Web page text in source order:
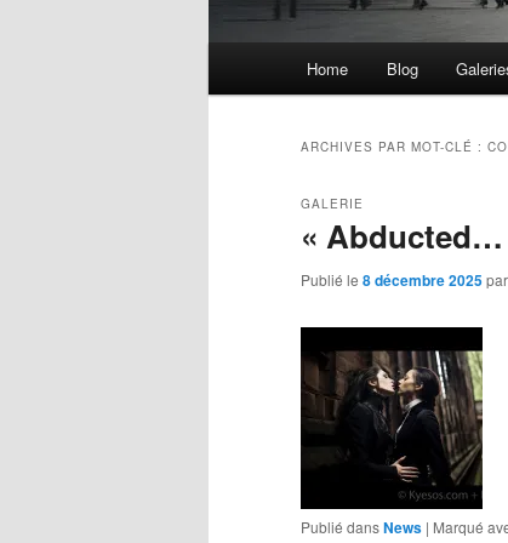
Home Blog
ARCHIVES PAR MOT-CLÉ :
« Abducted…
GALERIE
Publié le 8 décembre 2025par
Publié dansNews | Marqué